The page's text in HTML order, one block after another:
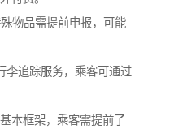
物品需提前申报，可能
李追踪服务，乘客可通过
本框架，乘客需提前了